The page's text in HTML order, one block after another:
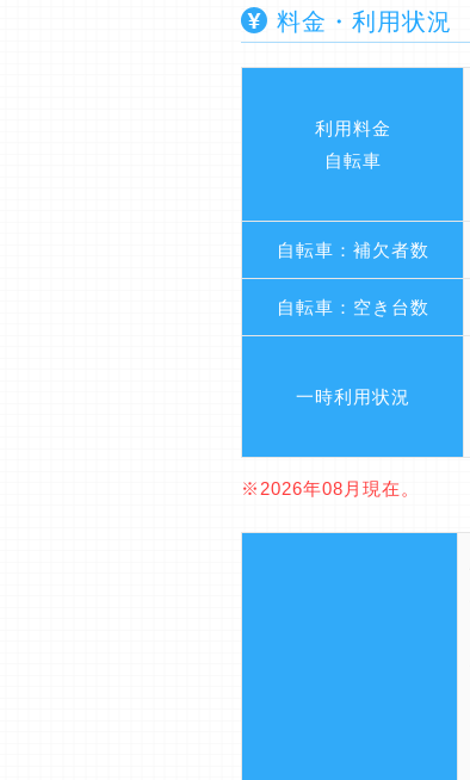
料金・利用状況
利用料金
自転車
自転車：補欠者数
自転車：空き台数
一時利用状況
※2026年08月現在。